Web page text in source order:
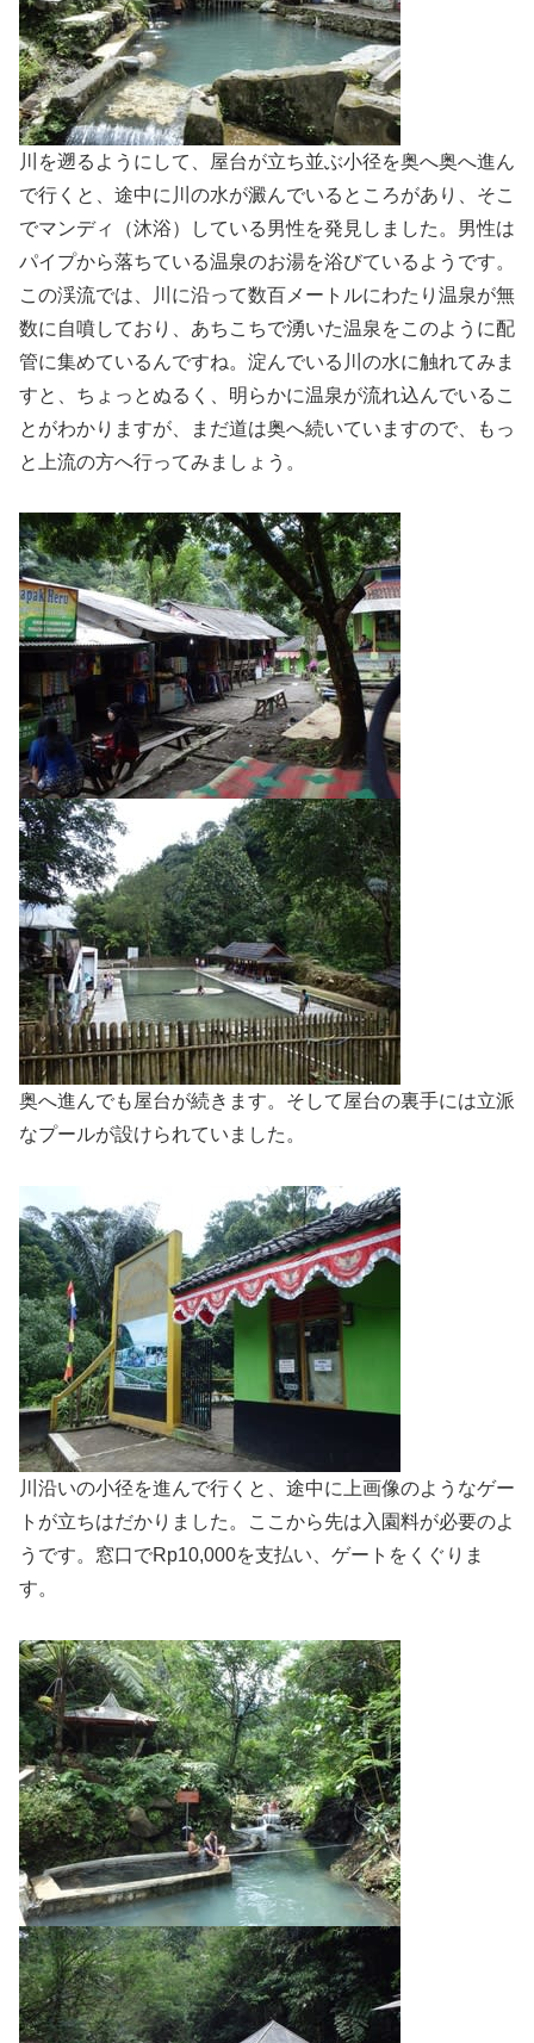
川を遡るようにして、屋台が立ち並ぶ小径を奥へ奥へ進ん
で行くと、途中に川の水が澱んでいるところがあり、そこ
でマンディ（沐浴）している男性を発見しました。男性は
パイプから落ちている温泉のお湯を浴びているようです。
この渓流では、川に沿って数百メートルにわたり温泉が無
数に自噴しており、あちこちで湧いた温泉をこのように配
管に集めているんですね。淀んでいる川の水に触れてみま
すと、ちょっとぬるく、明らかに温泉が流れ込んでいるこ
とがわかりますが、まだ道は奥へ続いていますので、もっ
と上流の方へ行ってみましょう。
奥へ進んでも屋台が続きます。そして屋台の裏手には立派
なプールが設けられていました。
川沿いの小径を進んで行くと、途中に上画像のようなゲー
トが立ちはだかりました。ここから先は入園料が必要のよ
うです。窓口でRp10,000を支払い、ゲートをくぐりま
す。